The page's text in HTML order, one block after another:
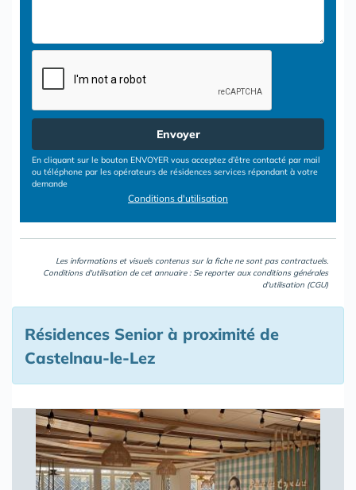
Envoyer
En cliquant sur le bouton ENVOYER vous acceptez d’être contacté par mail
ou téléphone par les opérateurs de résidences services répondant à votre
demande
Conditions d'utilisation
Les informations et visuels contenus sur la fiche ne sont pas contractuels.
Conditions d'utilisation de cet annuaire : Se reporter aux conditions générales
d'utilisation (CGU)
Résidences Senior à proximité de
Castelnau-le-Lez